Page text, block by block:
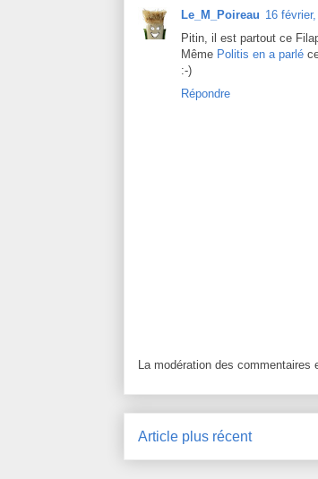
Le_M_Poireau 16
Pitin, il est partout ce
Même Politis en a parlé
:-)
Répondre
La modération des
Article plus récent